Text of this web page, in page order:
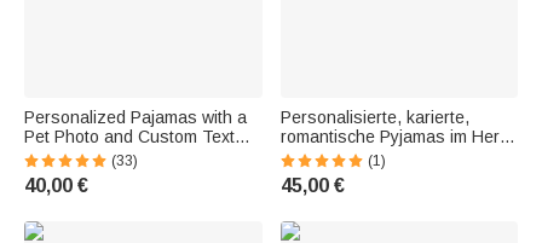
Personalized Pajamas with a
Pet Photo and Custom Text—
Soft Pajama Set, Birthday Gift
for Cat and Dog Owners,
Women and Men
(33)
40,00 €
Personalisierte, karierte,
romantische Pyjamas im Herz-
Design für König und Königin
mit Namen – Loungewear als
Jubiläumsgeschenk für Paare
(1)
45,00 €